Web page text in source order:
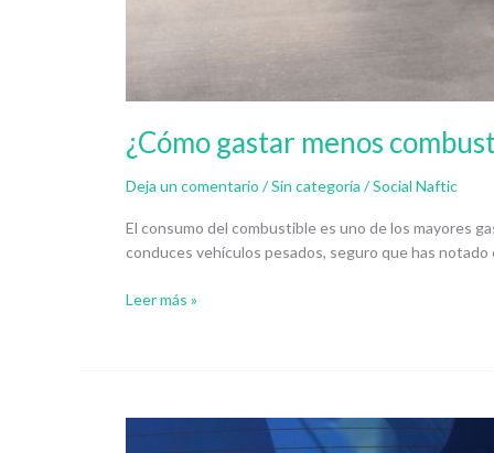
¿Cómo gastar menos
Deja un comentario /Sin categoría /Social Naftic
El consumo del combustible es uno de los mayores
conduces vehículos pesados, seguro que has
Leer más »